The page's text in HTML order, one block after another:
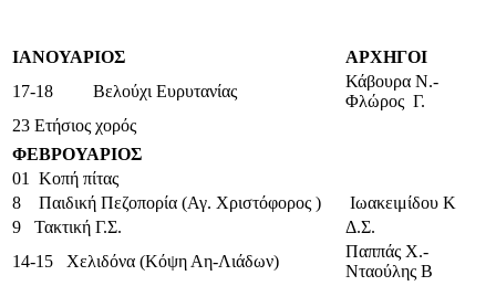
ΙΑΝΟΥΑΡΙΟΣ
ΑΡΧΗΓΟΙ
17-18 Βελούχι Ευρυτανίας
Κάβουρα Ν.-
Φλώρος Γ.
23 Ετήσιος χορός
ΦΕΒΡΟΥΑΡΙΟΣ
01
Κοπή πίτας
8 Παιδική Πεζοπορία (Αγ. Χριστόφορος )
Ιωακειμίδου Κ
9 Τακτική Γ.Σ.
Δ.Σ.
14-15 Χελιδόνα (Κόψη Αη-Λιάδων)
Παππάς Χ.-
Νταούλης Β